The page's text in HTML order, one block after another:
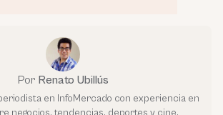
Por Renato Ubillús
en InfoMercado con experiencia en